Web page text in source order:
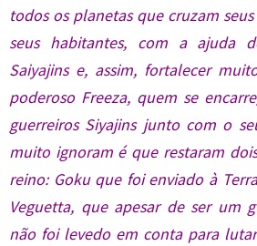
todos os planetas que cruzam
seus habitantes, com a ajuda
Saiyajins e, assim, fortalecer
poderoso Freeza, quem se
guerreiros Siyajins junto com o
muito ignoram é que restaram
reino: Goku que foi enviado à
Veguetta, que apesar de ser um
não foi levedo em conta para